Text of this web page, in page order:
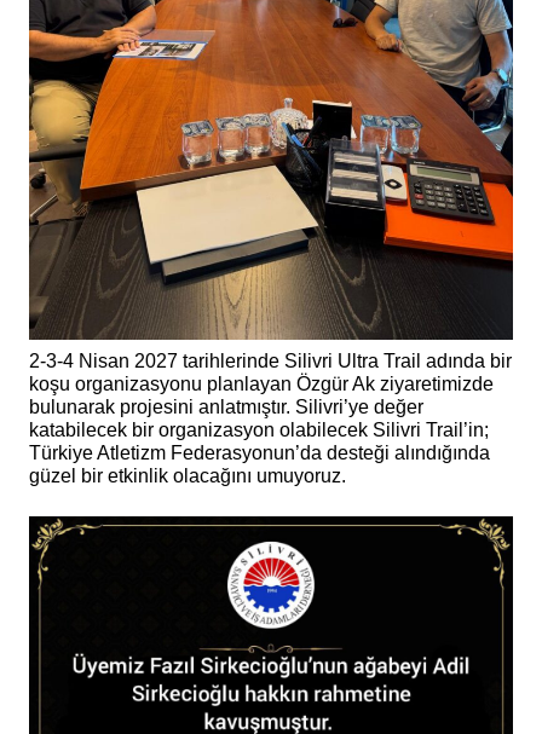
2-3-4 Nisan 2027 tarihlerinde Silivri Ultra Trail adında bir
koşu organizasyonu planlayan Özgür Ak ziyaretimizde
bulunarak projesini anlatmıştır. Silivri’ye değer
katabilecek bir organizasyon olabilecek Silivri Trail’in;
Türkiye Atletizm Federasyonun’da desteği alındığında
güzel bir etkinlik olacağını umuyoruz.